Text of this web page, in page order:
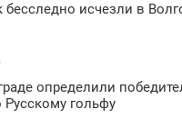
бесследно исчезли в
определили
Русскому гольфу